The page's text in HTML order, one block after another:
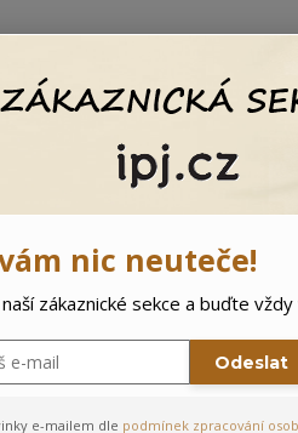
Ostatní 🌲
nic neuteče!
zákaznické sekce a buďte
Odeslat
e-mailem dle podmínek zpracování